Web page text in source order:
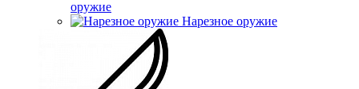
оружие
Нарезное оружие